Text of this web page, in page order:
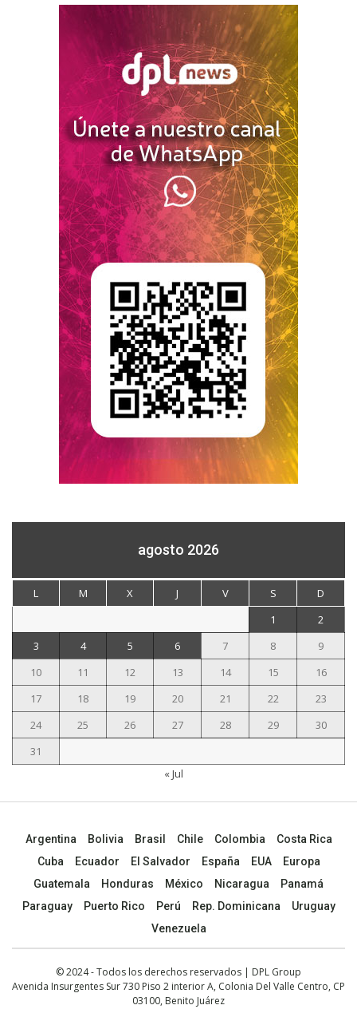
agosto 2026
L M X J V S
D
1
2
3
4 5 6 7 8
9
10
11 12 13 14 15
16
17
18 19 20 21 22
23
24
25 26 27 28 29
30
31
« Jul
Argentina Bolivia Brasil Chile Colombia
Costa Rica
Cuba
Ecuador El Salvador España EUA
Europa
Guatemala
Honduras México Nicaragua
Panamá
Paraguay
Puerto Rico Perú Rep. Dominicana
Uruguay
Venezuela
© 2024 - Todos los derechos reservados | DPL Group
Avenida Insurgentes Sur 730 Piso 2 interior A, Colonia Del Valle Centro, CP
03100, Benito Juárez